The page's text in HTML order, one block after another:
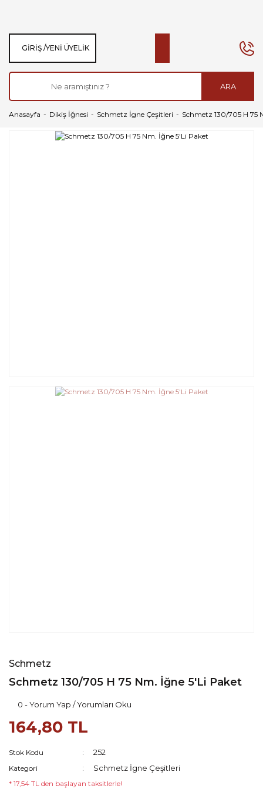
ARA
GIRIŞ /YENI ÜYELIK
Anasayfa Dikiş İğnesi Schmetz İgne Çeşitleri Schmetz 130/705 H 75
Schmetz
Schmetz 130/705 H 75 Nm. İğne 5'Li Paket
0 - Yorum Yap / Yorumları Oku
164,80 TL
Stok Kodu 252
Kategori Schmetz İgne Çeşitleri
* 17,54 TL den başlayan taksitlerle!